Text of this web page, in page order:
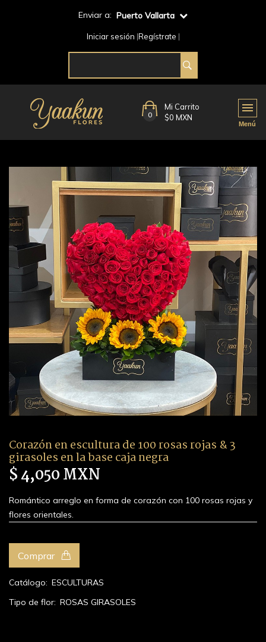
Enviar a: Puerto Vallarta
Iniciar sesión Regístrate
0
Mi Carrito
$0 MXN
Corazón en escultura de 100 rosas rojas & 3
girasoles en la base caja negra
$ 4,050 MXN
Romántico arreglo en forma de corazón con 100 rosas rojas y
flores orientales.
Comprar
Catálogo: ESCULTURAS
Tipo de flor: ROSAS GIRASOLES